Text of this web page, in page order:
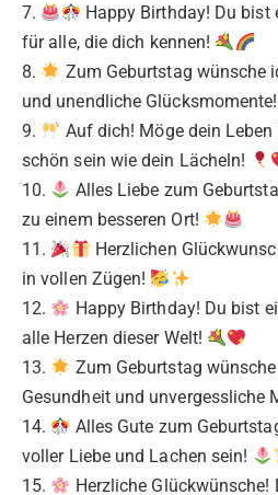
7.
Happy Birthday! Du bist
für alle, die dich kennen!
8.
Zum Geburtstag wünsche
und unendliche Glücksmomente!
9.
Auf dich! Möge dein
schön sein wie dein Lächeln!
10.
Alles Liebe zum
zu einem besseren Ort!
11.
Herzlichen
in vollen Zügen!
12.
Happy Birthday! Du bist
alle Herzen dieser Welt!
13.
Zum Geburtstag
Gesundheit und unvergessliche
14.
Alles Gute zum
voller Liebe und Lachen sein!
15.
Herzliche Glückwünsche!